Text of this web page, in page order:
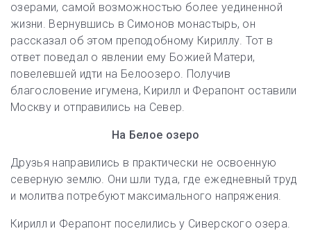
озерами, самой возможностью более уединенной
жизни. Вернувшись в Симонов монастырь, он
рассказал об этом преподобному Кириллу. Тот в
ответ поведал о явлении ему Божией Матери,
повелевшей идти на Белоозеро. Получив
благословение игумена, Кирилл и Ферапонт оставили
Москву и отправились на Север.
На Белое озеро
Друзья направились в практически не освоенную
северную землю. Они шли туда, где ежедневный труд
и молитва потребуют максимального напряжения.
Кирилл и Ферапонт поселились у Сиверского озера.